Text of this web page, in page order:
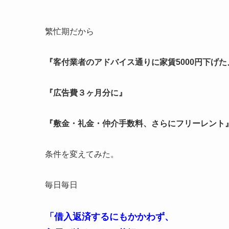
繁忙期だから
『客付業者のアドバイス通りに家賃5000円下げた
『広告費３ヶ月分に』
『敷金・礼金・仲介手数料、さらにフリーレント
条件を変えてみた。
毎日毎日
「借入返済するにもかかわず、